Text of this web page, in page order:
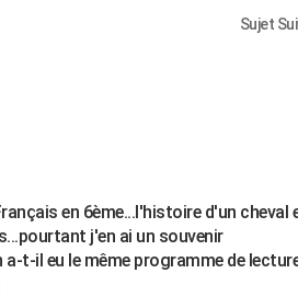
Sujet
en 6ème...l'histoire d'un cheval
j'en ai un souvenir
a-t-il eu le même programme de